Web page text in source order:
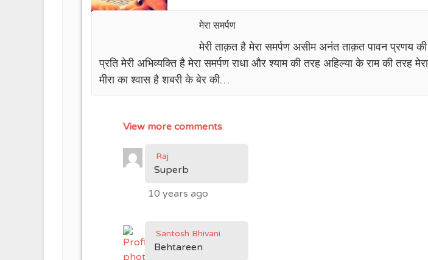
मेरा समर्पण
मेरी ताक़त है मेरा समर्पण असीम अनंत ताक़त पावन प्रणय की
प्रति मेरी अभिव्यक्ति है मेरा समर्पण राधा और श्याम की तरह अहिल्या के राम की तरह
मीरा का श्वास है शबरी के बेर की…
View more comments
Raj
Superb
10 years ago
Santosh Bhivani
Behtareen